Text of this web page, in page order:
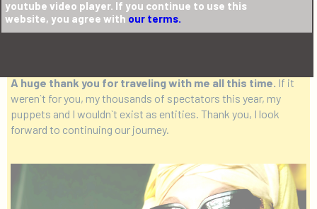
books, and poems. Always, together with my puppets, my
unique creatures. During this period, closed in the workshop, I
A huge thank you for traveling with me all this time. If it
weren`t for you, my thousands of spectators this year, my
puppets and I wouldn`t exist as entities. Thank you, I look
forward to continuing our journey.
youtube video player. If you continue to use this
website, you agree with our terms.